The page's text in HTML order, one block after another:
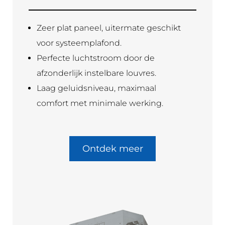
Zeer plat paneel, uitermate geschikt
voor systeemplafond.
Perfecte luchtstroom door de
afzonderlijk instelbare louvres.
Laag geluidsniveau, maximaal
comfort met minimale werking.
Ontdek meer